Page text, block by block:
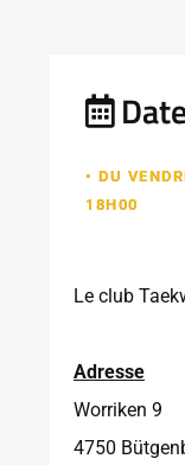
• DU
18H00
Le club
Adresse
Worriken 9
4750